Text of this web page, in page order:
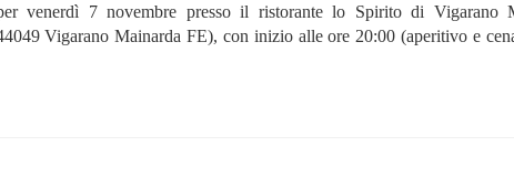
venerdì 7 novembre presso il ristorante lo Spirito di Vigarano
Vigarano Mainarda FE), con inizio alle ore 20:00 (aperitivo e